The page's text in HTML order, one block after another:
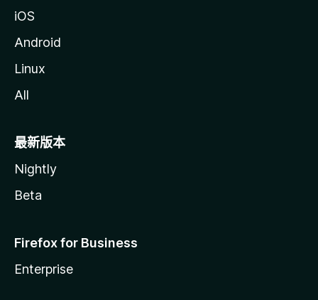
iOS
Android
Linux
All
最新版本
Nightly
Beta
Firefox for Business
Enterprise